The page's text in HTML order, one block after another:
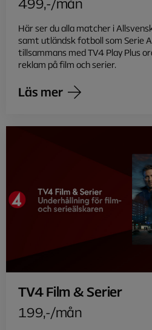
499,-/mån
Här ser du alla matcher i
samt utländsk fotboll som Serie A
tillsammans med TV4 Play Plus
reklam på film och serier.
Läs mer
TV4 Film & Serier
199,-/mån